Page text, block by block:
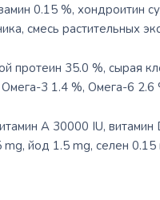
0.15 %, хондроитин
смесь растительных
протеин 35.0 %, сырая
3 1.4 %, Омега-6 2.6
A 30000 IU,
йод 1.5 mg, селен 0.15